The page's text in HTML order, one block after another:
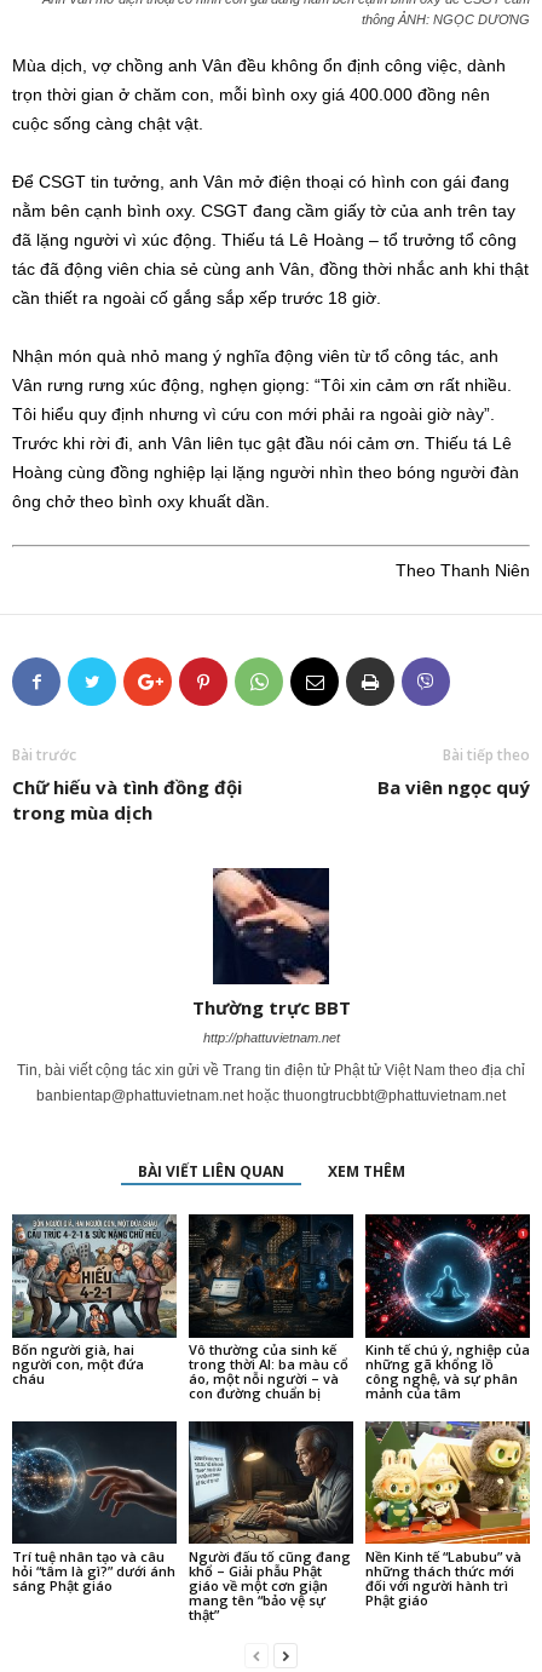
thông ẢNH: NGỌC DƯƠNG
Mùa dịch, vợ chồng anh Vân đều không ổn định công việc, dành
trọn thời gian ở chăm con, mỗi bình oxy giá 400.000 đồng nên
cuộc sống càng chật vật.
Để CSGT tin tưởng, anh Vân mở điện thoại có hình con gái đang
nằm bên cạnh bình oxy. CSGT đang cầm giấy tờ của anh trên tay
đã lặng người vì xúc động. Thiếu tá Lê Hoàng – tổ trưởng tổ công
tác đã động viên chia sẻ cùng anh Vân, đồng thời nhắc anh khi thật
cần thiết ra ngoài cố gắng sắp xếp trước 18 giờ.
Nhận món quà nhỏ mang ý nghĩa động viên từ tổ công tác, anh
Vân rưng rưng xúc động, nghẹn giọng: “Tôi xin cảm ơn rất nhiều.
Tôi hiểu quy định nhưng vì cứu con mới phải ra ngoài giờ này”.
Trước khi rời đi, anh Vân liên tục gật đầu nói cảm ơn. Thiếu tá Lê
Hoàng cùng đồng nghiệp lại lặng người nhìn theo bóng người đàn
ông chở theo bình oxy khuất dần.
Theo Thanh Niên
Bài trước
Chữ hiếu và tình đồng đội
trong mùa dịch
Bài tiếp theo
Ba viên ngọc quý
Thường trực BBT
http://phattuvietnam.net
Tin, bài viết cộng tác xin gửi về Trang tin điện tử Phật tử Việt Nam theo địa chỉ
banbientap@phattuvietnam.nethoặc thuongtrucbbt@phattuvietnam.net
BÀI VIẾT LIÊN QUAN XEM THÊM
Bốn người già, hai
người con, một đứa
cháu
Vô thường của sinh kế
trong thời AI: ba màu cổ
áo, một nỗi người – và
con đường chuẩn bị
Kinh tế chú ý, nghiệp của
những gã khổng lồ
công nghệ, và sự phân
mảnh của tâm
Trí tuệ nhân tạo và câu
hỏi “tâm là gì?” dưới ánh
sáng Phật giáo
Người đấu tố cũng đang
khổ – Giải phẫu Phật
giáo về một cơn giận
mang tên “bảo vệ sự
thật”
Nền Kinh tế “Labubu” và
những thách thức mới
đối với người hành trì
Phật giáo